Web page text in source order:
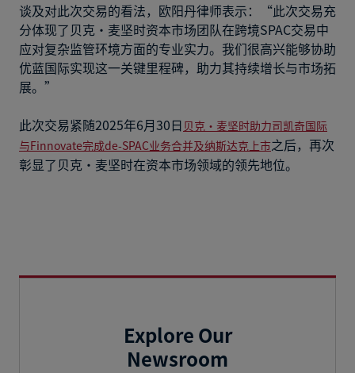
谈及对此次交易的看法，欧阳丹律师表示：“此次交易充
分体现了贝克·麦坚时资本市场团队在跨境SPAC交易中
应对复杂监管环境方面的专业实力。我们很高兴能够协助
优蓝国际实现这一关键里程碑，助力其持续增长与市场拓
展。”
此次交易紧随2025年6月30日 贝克·麦坚时助力司凯奇国际
与Finnovate完成de-SPAC业务合并及纳斯达克上市之后，再次
彰显了贝克·麦坚时在资本市场领域的领先地位。
Explore Our
Newsroom